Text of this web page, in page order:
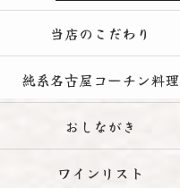
当店のこだわり
純系名古屋コーチン料理
おしながき
ワインリスト